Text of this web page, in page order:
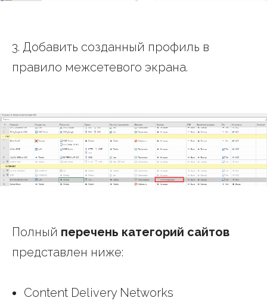
3. Добавить созданный профиль в
правило межсетевого экрана.
Полный перечень категорий сайтов
представлен ниже:
Content Delivery Networks